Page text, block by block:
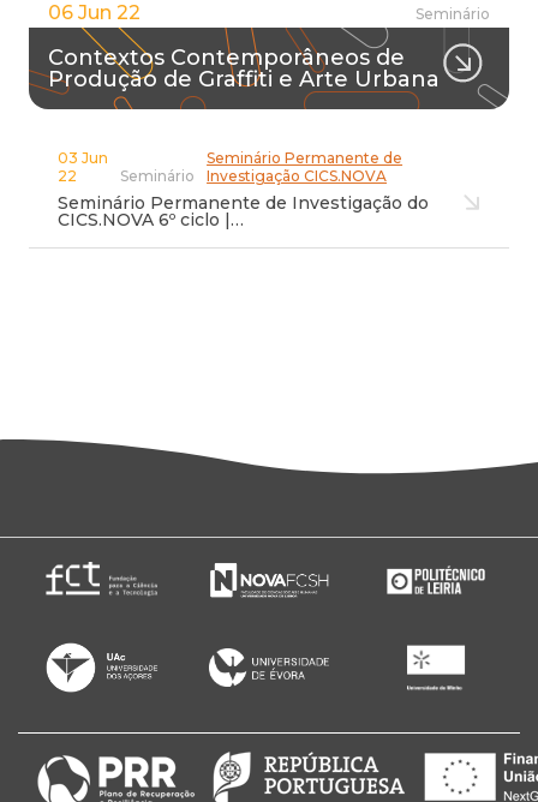
06 Jun 22 Seminário
Contextos Contemporâneos de
Produção de Graffiti e Arte Urbana
03 Jun
22
Seminário Permanente de
Investigação CICS.NOVA
Seminário
Seminário Permanente de Investigação do
CICS.NOVA 6º ciclo |…